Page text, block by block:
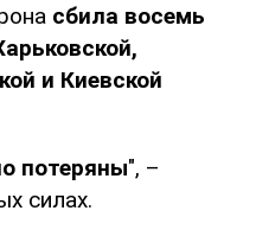
сбила восемь
и Киевской
потеряны", –
силах.